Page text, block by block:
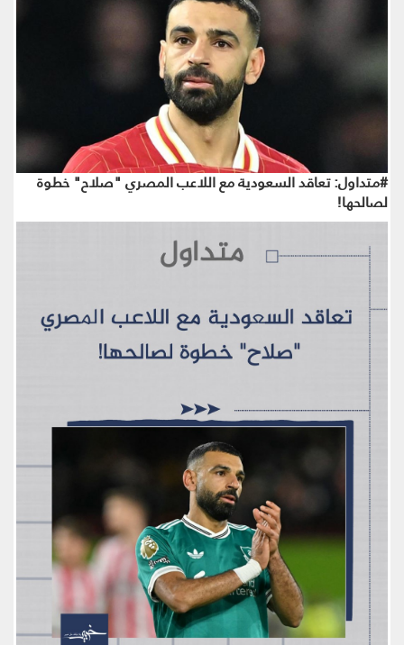
#متداول: تعاقد السعودية مع اللاعب المصري "صلاح" خطوة
لصالحها!